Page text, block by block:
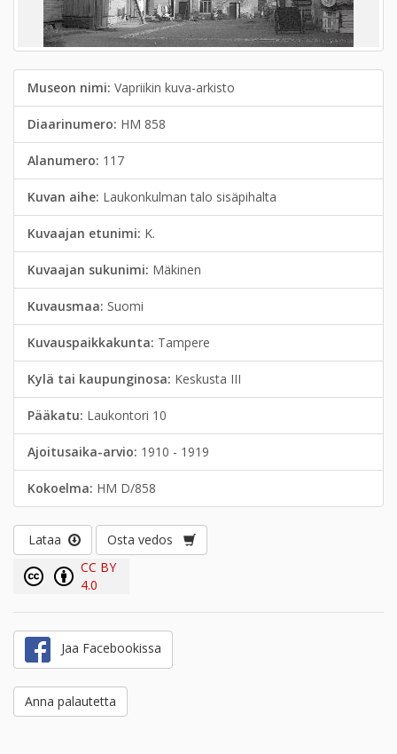
Museon nimi: Vapriikin kuva-arkisto
Diaarinumero: HM 858
Alanumero: 117
Kuvan aihe: Laukonkulman talo sisäpihalta
Kuvaajan etunimi: K.
Kuvaajan sukunimi: Mäkinen
Kuvausmaa: Suomi
Kuvauspaikkakunta: Tampere
Kylä tai kaupunginosa: Keskusta III
Pääkatu: Laukontori 10
Ajoitusaika-arvio: 1910 - 1919
Kokoelma: HM D/858
Lataa
Osta vedos
CC BY
4.0
Jaa Facebookissa
Anna palautetta